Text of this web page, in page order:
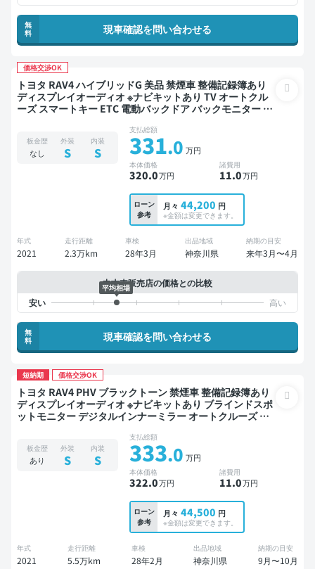
無
料
現車確認を問い合わせる
価格交渉OK
トヨタ RAV4 ハイブリッドG 美品 禁煙車 整備記録簿あり
ディスプレイオーディオ ※ナビキットあり TV オートクル
ーズ スマートキー ETC 電動バックドア バックモニター 全
板金歴
なし
外装
S
内装
S
支払総額
331.0 万円
本体価格
320.0万円
諸費用
11.0万円
ローン
参考
月々 44,200 円
※金額は変更できます。
年式
2021
走行距離
2.3万km
車検
28年3月
出品地域
神奈川県
納期の目安
来年3月〜4月
中古車販売店の価格との比較
平均相場
無
料
現車確認を問い合わせる
短納期 価格交渉OK
トヨタ RAV4 PHV ブラックトーン 禁煙車 整備記録簿あり
ディスプレイオーディオ ※ナビキットあり ブラインドスポ
ットモニター デジタルインナーミラー オートクルーズ ス
ー 全方位カメラ ドライブレコーダー 衝突軽減
板金歴
あり
外装
S
内装
S
支払総額
333.0 万円
本体価格
322.0万円
諸費用
11.0万円
ローン
参考
月々 44,500 円
※金額は変更できます。
年式
2021
走行距離
5.5万km
車検
28年2月
出品地域
神奈川県
納期の目安
9月〜10月